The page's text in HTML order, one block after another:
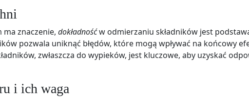
znaczenie, dokładnośćw odmierzaniu składników jest
pozwala uniknąć błędów, które mogą wpływać na końcowy
zwłaszcza do wypieków, jest kluczowe, aby uzyskać
i ich waga